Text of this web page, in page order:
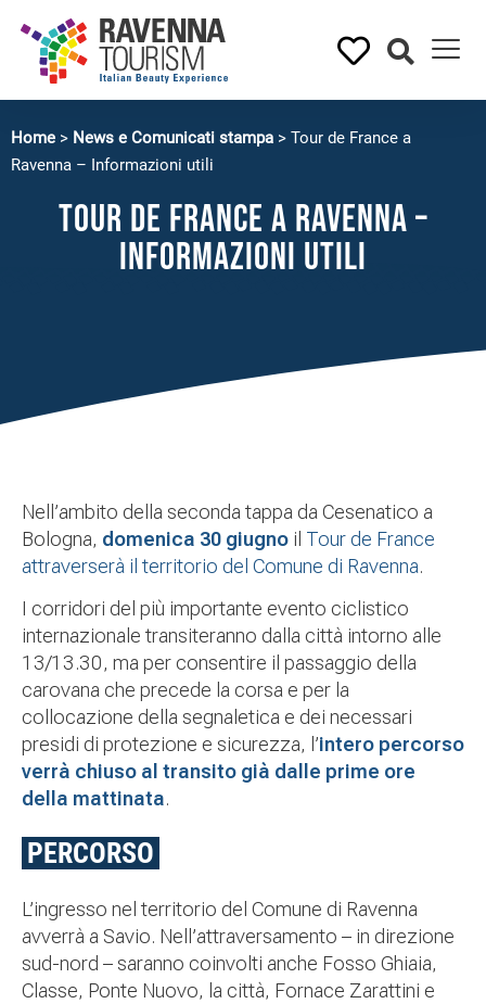
Home > News e Comunicati stampa > Tour de France a
Ravenna – Informazioni utili
Tour de France a Ravenna –
Informazioni utili
Nell’ambito della seconda tappa da Cesenatico a
Bologna, domenica 30 giugno il Tour de France
attraverserà il territorio del Comune di Ravenna.
I corridori del più importante evento ciclistico
internazionale transiteranno dalla città intorno alle
13/13.30, ma per consentire il passaggio della
carovana che precede la corsa e per la
collocazione della segnaletica e dei necessari
presidi di protezione e sicurezza, l’intero percorso
verrà chiuso al transito già dalle prime ore
della mattinata.
PERCORSO
L’ingresso nel territorio del Comune di Ravenna
avverrà a Savio. Nell’attraversamento – in direzione
sud-nord – saranno coinvolti anche Fosso Ghiaia,
Classe, Ponte Nuovo, la città, Fornace Zarattini e